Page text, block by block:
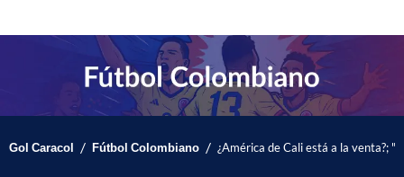
Gol Caracol / Fútbol Colombiano / ¿América de Cali está a la venta?;